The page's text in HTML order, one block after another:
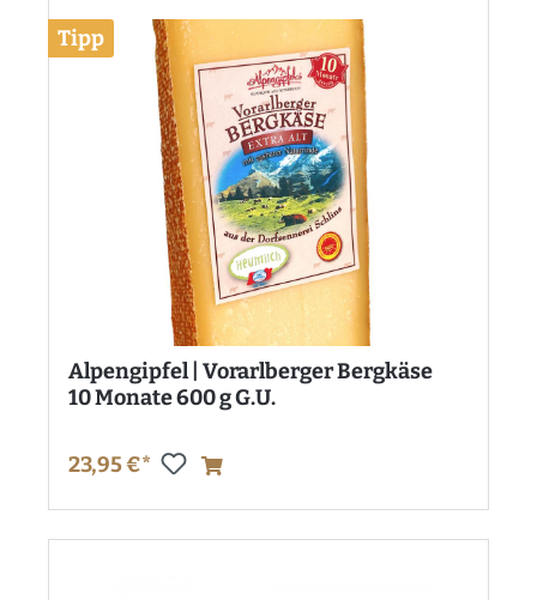
Tipp
Alpengipfel | Vorarlberger Bergkäse
10 Monate 600 g G.U.
23,95 €*